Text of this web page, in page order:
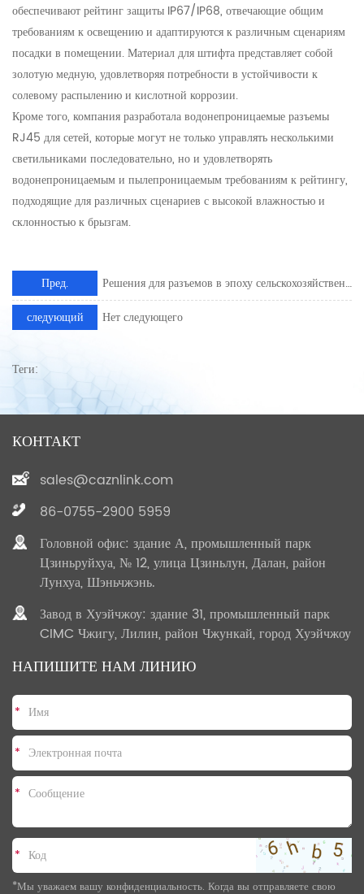
обеспечивают рейтинг защиты IP67/IP68, отвечающие общим
требованиям к освещению и адаптируются к различным сценариям
посадки в помещении. Материал для штифта представляет собой
золотую медную, удовлетворяя потребности в устойчивости к
солевому распылению и кислотной коррозии.
Кроме того, компания разработала водонепроницаемые разъемы
RJ45 для сетей, которые могут не только управлять несколькими
светильниками последовательно, но и удовлетворять
водонепроницаемым и пылепроницаемым требованиям к рейтингу,
подходящие для различных сценариев с высокой влажностью и
склонностью к брызгам.
Пред.
Решения для разъемов в эпоху сельскохозяйственного механизма автономного вождения
следующий
Нет следующего
Теги:
КОНТАКТ
sales@caznlink.com
86-0755-2900 5959
Головной офис: здание А, промышленный парк
Цзиньруйхуа, № 12, улица Цзиньлун, Далан, район
Лунхуа, Шэньчжэнь.
Завод в Хуэйчжоу: здание 31, промышленный парк
CIMC Чжигу, Лилин, район Чжункай, город Хуэйчжоу
НАПИШИТЕ НАМ ЛИНИЮ
*
*
*
*
*Мы уважаем вашу конфиденциальность. Когда вы отправляете свою